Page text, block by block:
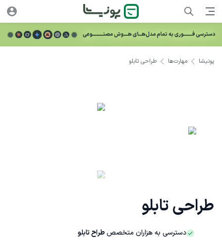
طراحی تابلو
دسترسی به هزاران متخصصطراح تابلو
پونیشا مهارت‌ها طراحی تابلو